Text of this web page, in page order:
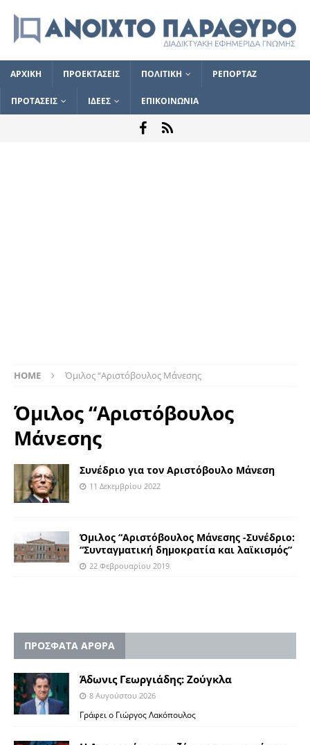
ΑΡΧΙΚΗ ΠΡΟΕΚΤΑΣΕΙΣ ΠΟΛΙΤΙΚΗ ΡΕΠΟΡΤΑΖ
ΠΡΟΤΑΣΕΙΣ ΙΔΕΕΣ ΕΠΙΚΟΙΝΩΝΙΑ
HOME Όμιλος “Αριστόβουλος Μάνεσης
Όμιλος “Αριστόβουλος
Μάνεσης
Συνέδριο για τον Αριστόβουλο Μάνεση
11 Δεκεμβρίου 2022
Όμιλος “Αριστόβουλος Μάνεσης -Συνέδριο:
“Συνταγματική δημοκρατία και λαϊκισμός”
22 Φεβρουαρίου 2019
ΠΡΟΣΦΑΤΑ ΑΡΘΡΑ
Άδωνις Γεωργιάδης: Ζούγκλα
8 Αυγούστου 2026
Γράφει ο Γιώργος Λακόπουλος